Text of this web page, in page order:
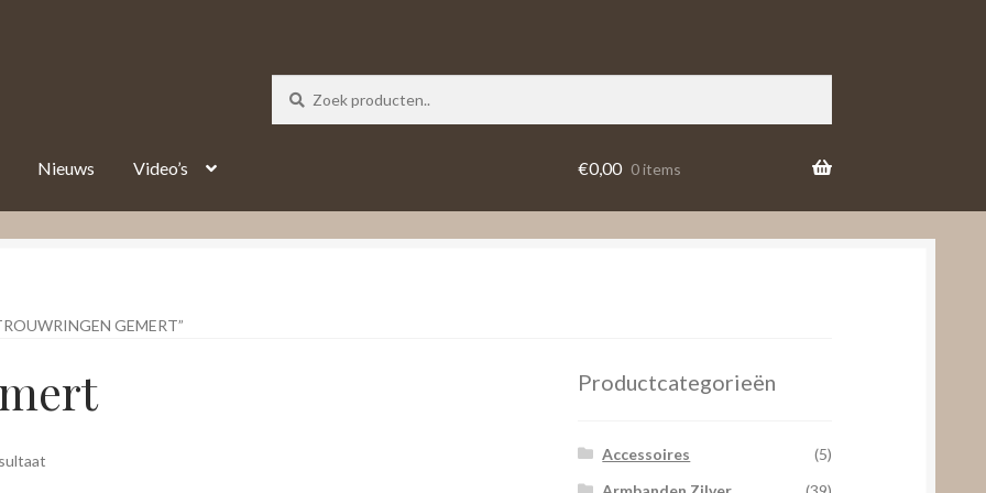
Nieuws Video’s €0,00 0 items
GEMERT”
Productcategorieën
Accessoires
(5)